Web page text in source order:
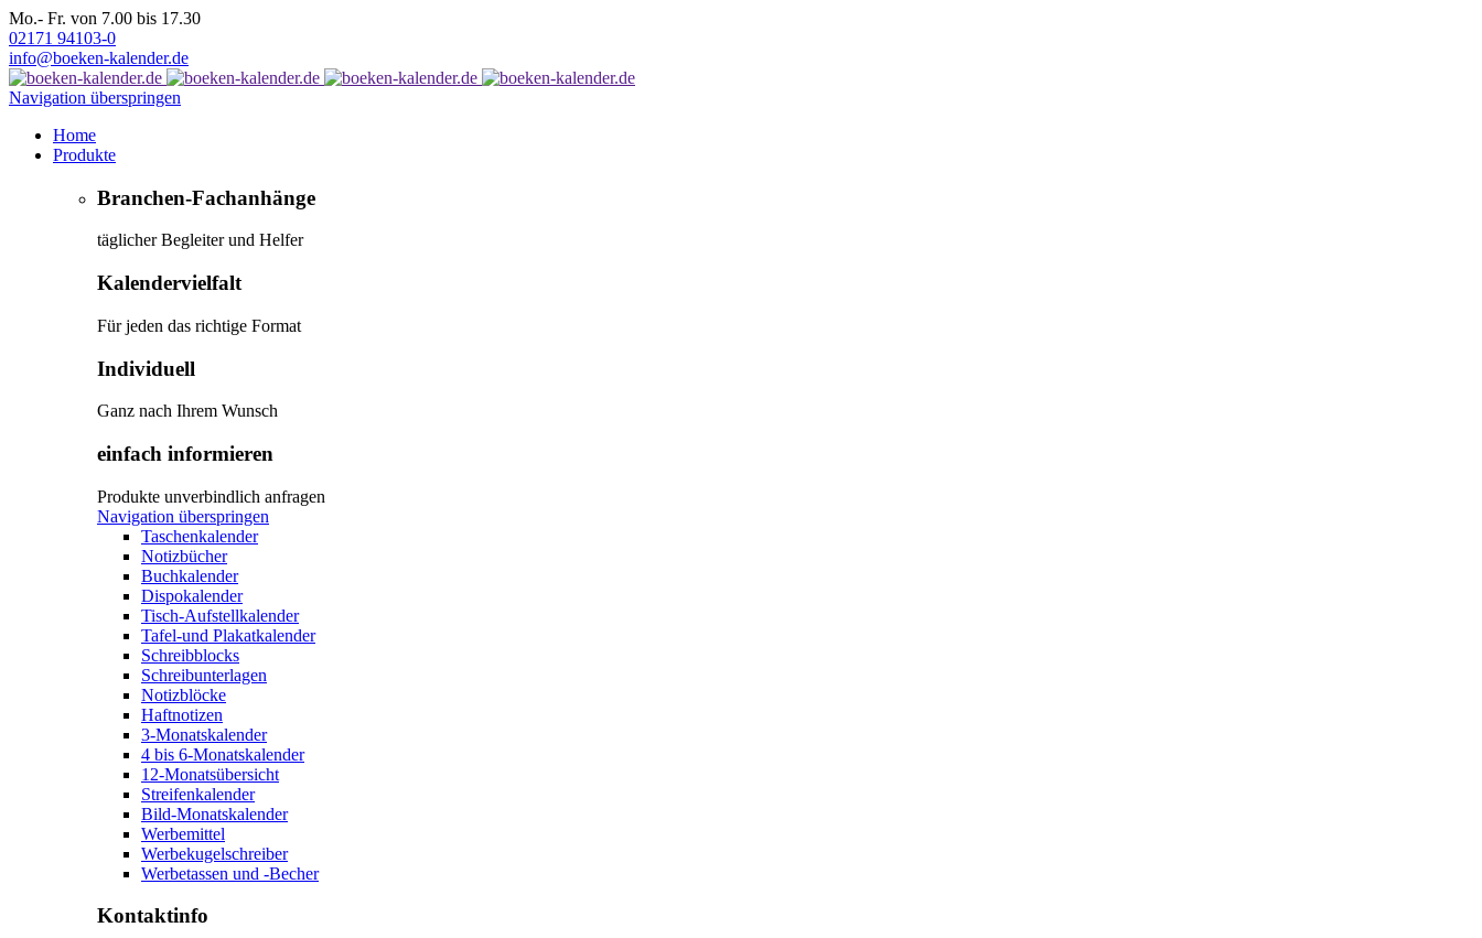
Mo.- Fr. von 7.00 bis 17.30
02171 94103-0
info@boeken-kalender.de
Navigation überspringen
Home
Produkte
Branchen-Fachanhänge
täglicher Begleiter und Helfer
Kalendervielfalt
Für jeden das richtige Format
Individuell
Ganz nach Ihrem Wunsch
einfach informieren
Produkte unverbindlich anfragen
Navigation überspringen
Taschenkalender
Notizbücher
Buchkalender
Dispokalender
Tisch-Aufstellkalender
Tafel-und Plakatkalender
Schreibblocks
Schreibunterlagen
Notizblöcke
Haftnotizen
3-Monatskalender
4 bis 6-Monatskalender
12-Monatsübersicht
Streifenkalender
Bild-Monatskalender
Werbemittel
Werbekugelschreiber
Werbetassen und -Becher
Kontaktinfo